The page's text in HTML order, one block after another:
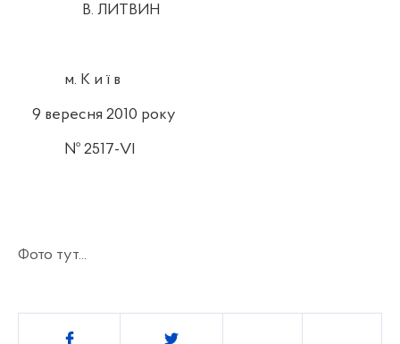
В. ЛИТВИН
м. К и ї в
9 вересня 2010 року
№ 2517-VI
Фото тут...
Поділитись